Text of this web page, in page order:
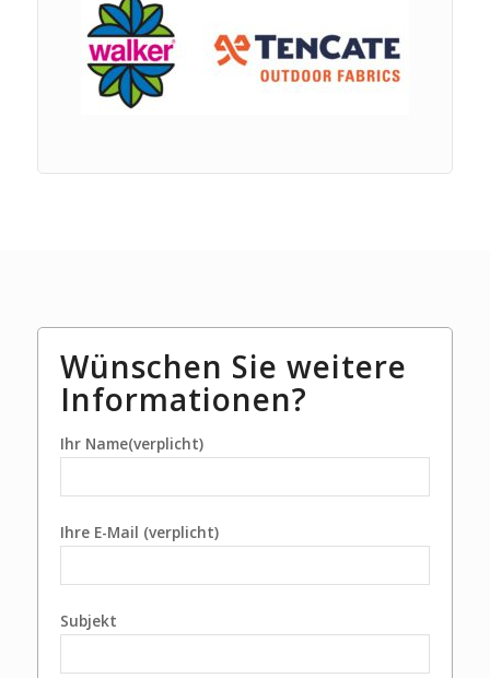
Wünschen Sie weitere
Informationen?
Ihr Name(verplicht)
Ihre E-Mail (verplicht)
Subjekt